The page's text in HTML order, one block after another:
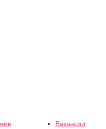
Вакансии